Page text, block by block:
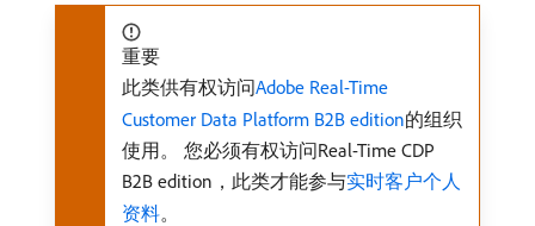
重要
此类供有权访问Adobe Real-Time
Customer Data Platform B2B edition的组织
使用。 您必须有权访问Real-Time CDP
B2B edition，此类才能参与实时客户个人
资料。